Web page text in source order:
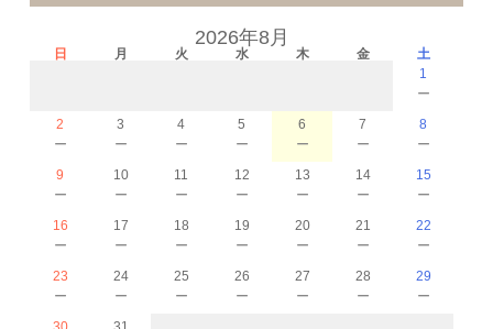
2026年8月
日 月 火 水 木 金
土
1
－
2
－
3
－
4
－
5
－
6
－
7
－
8
－
9
－
10
－
11
－
12
－
13
－
14
－
15
－
16
－
17
－
18
－
19
－
20
－
21
－
22
－
23
－
24
－
25
－
26
－
27
－
28
－
29
－